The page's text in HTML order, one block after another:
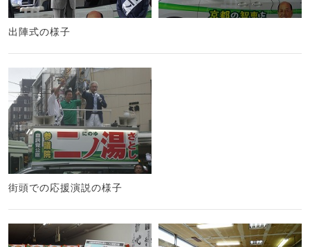
出陣式の様子
街頭での応援演説の様子